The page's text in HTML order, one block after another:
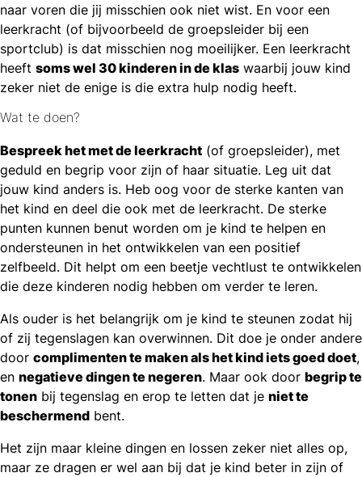
naar voren die jij misschien ook niet wist. En voor een
leerkracht (of bijvoorbeeld de groepsleider bij een
sportclub) is dat misschien nog moeilijker. Een leerkracht
heeft soms wel 30 kinderen in de klas waarbij jouw kind
zeker niet de enige is die extra hulp nodig heeft.
Wat te doen?
Bespreek het met de leerkracht (of groepsleider), met
geduld en begrip voor zijn of haar situatie. Leg uit dat
jouw kind anders is. Heb oog voor de sterke kanten van
het kind en deel die ook met de leerkracht. De sterke
punten kunnen benut worden om je kind te helpen en
ondersteunen in het ontwikkelen van een positief
zelfbeeld. Dit helpt om een beetje vechtlust te ontwikkelen
die deze kinderen nodig hebben om verder te leren.
Als ouder is het belangrijk om je kind te steunen zodat hij
of zij tegenslagen kan overwinnen. Dit doe je onder andere
door complimenten te maken als het kind iets goed doet,
en negatieve dingen te negeren. Maar ook door begrip te
tonen bij tegenslag en erop te letten dat je niet te
beschermend bent.
Het zijn maar kleine dingen en lossen zeker niet alles op,
maar ze dragen er wel aan bij dat je kind beter in zijn of